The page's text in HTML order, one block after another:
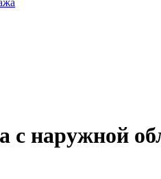
с наружной